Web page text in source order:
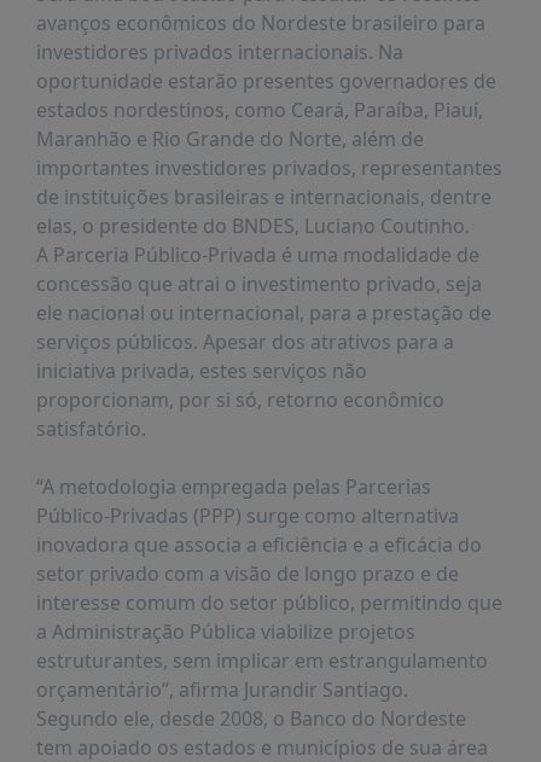
DADOS
FRENTE
PARLAMENTAR
SOBRE
FRENTE
MATERIAIS
INFORMAÇÕES
CURSOS
E
EVENTOS
INSCRIÇÕES
MATERIAIS
DISPONÍVEIS
PUBLICAÇÕES
REVISTA
RUMOS
LIVROS
ESTUDOS
NOTÍCIAS
avanços econômicos do Nordeste brasileiro para
investidores privados internacionais. Na
oportunidade estarão presentes governadores de
estados nordestinos, como Ceará, Paraíba, Piauí,
Maranhão e Rio Grande do Norte, além de
importantes investidores privados, representantes
de instituições brasileiras e internacionais, dentre
elas, o presidente do BNDES, Luciano Coutinho.
A Parceria Público-Privada é uma modalidade de
concessão que atrai o investimento privado, seja
ele nacional ou internacional, para a prestação de
serviços públicos. Apesar dos atrativos para a
iniciativa privada, estes serviços não
proporcionam, por si só, retorno econômico
satisfatório.
“A metodologia empregada pelas Parcerias
Público-Privadas (PPP) surge como alternativa
inovadora que associa a eficiência e a eficácia do
setor privado com a visão de longo prazo e de
interesse comum do setor público, permitindo que
a Administração Pública viabilize projetos
estruturantes, sem implicar em estrangulamento
orçamentário”, afirma Jurandir Santiago.
Segundo ele, desde 2008, o Banco do Nordeste
tem apoiado os estados e municípios de sua área